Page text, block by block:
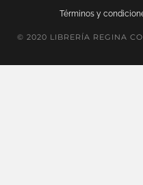
Términos y
© 2020 LIBRERÍA REGINA